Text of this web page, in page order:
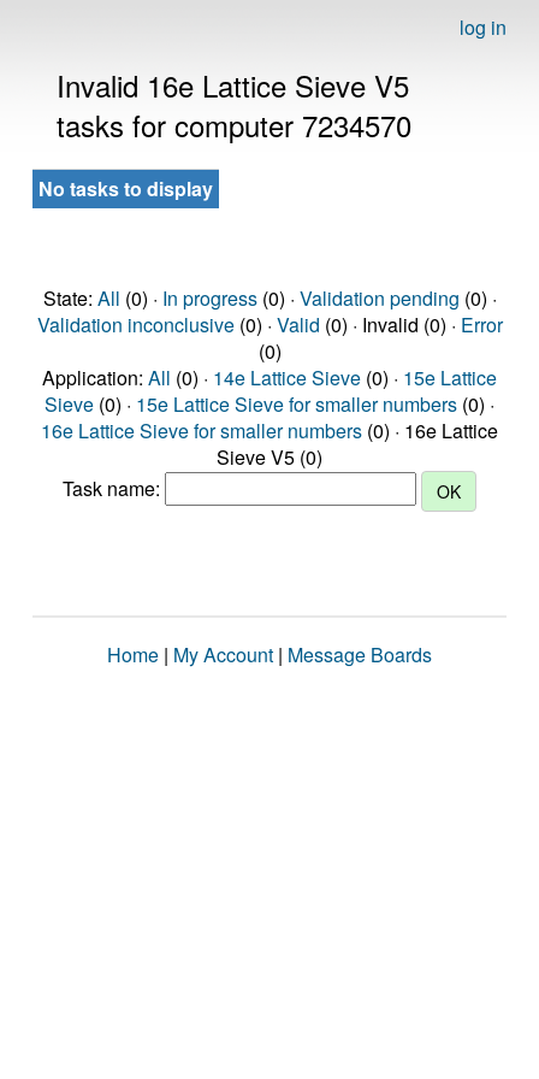
log in
Invalid 16e Lattice Sieve V5
tasks for computer 7234570
No tasks to display
State: All (0) · In progress(0) · Validation pending (0) ·
Validation inconclusive(0) · Valid (0) · Invalid (0) · Error
(0)
Application: All (0) · 14e Lattice Sieve (0) · 15e Lattice
Sieve (0) · 15e Lattice Sieve for smaller numbers (0) ·
16e Lattice Sieve for smaller numbers (0) · 16e Lattice
Sieve V5 (0)
Task name:
Home | My Account | Message Boards